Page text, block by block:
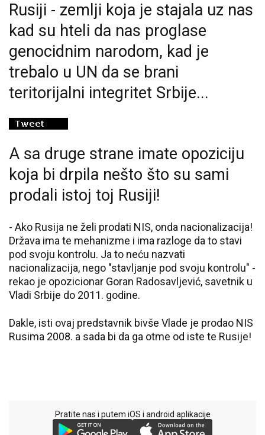
Rusiji - zemlji koja je stajala uz nas
kad su hteli da nas proglase
genocidnim narodom, kad je
trebalo u UN da se brani
teritorijalni integritet Srbije...
A sa druge strane imate opoziciju
koja bi drpila nešto što su sami
prodali istoj toj Rusiji!
- Ako Rusija ne želi prodati NIS, onda nacionalizacija!
Država ima te mehanizme i ima razloge da to stavi
pod svoju kontrolu. Ja to neću nazvati
nacionalizacija, nego "stavljanje pod svoju kontrolu" -
rekao je opozicionar Goran Radosavljević, savetnik u
Vladi Srbije do 2011. godine.
Dakle, isti ovaj predstavnik bivše Vlade je prodao NIS
Rusima 2008. a sada bi da ga otme od iste te Rusije!
Pratite nas i putem iOS i android aplikacije